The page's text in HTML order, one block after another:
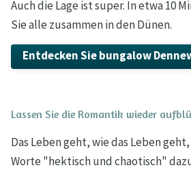
Auch die Lage ist super. In etwa 10
Sie alle zusammen in den Dünen.
Entdecken Sie bungalow
Lassen Sie die Romantik wieder
Das Leben geht, wie das Leben
Worte "hektisch und chaotisch"